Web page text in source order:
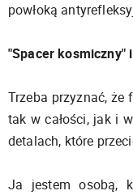
powłoką
"Spacer kosmiczny"
Trzeba przyznać, że
tak w całości, jak i
detalach, które
Ja jestem osobą,